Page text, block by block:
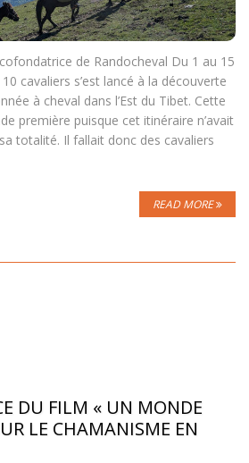
de Randocheval Du 1 au 15
cavaliers s’est lancé à la découverte
à cheval dans l’Est du Tibet. Cette
première puisque cet itinéraire n’avait
totalité. Il fallait donc des cavaliers
READ MORE
DU FILM « UN MONDE
LE CHAMANISME EN